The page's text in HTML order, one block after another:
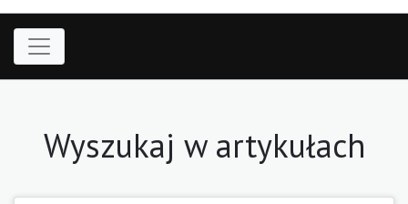
Wyszukaj w artykułach